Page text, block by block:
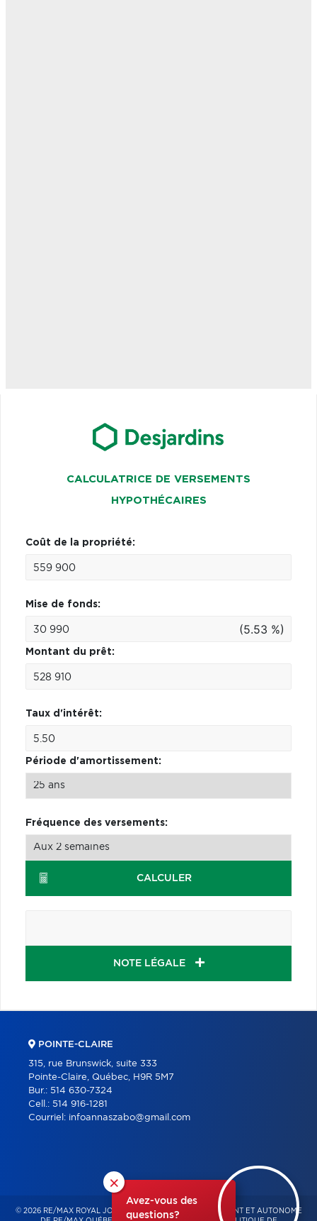
CALCULATRICE DE VERSEMENTS
HYPOTHÉCAIRES
Coût de la propriété:
Mise de fonds:
(5.53 %)
Montant du prêt:
Taux d'intérêt:
Période d'amortissement:
Fréquence des versements:
CALCULER
NOTE LÉGALE
×
Avez-vous des
questions?
POINTE-CLAIRE
315, rue Brunswick, suite 333
Pointe-Claire, Québec, H9R 5M7
Bur.: 514 630-7324
Cell.: 514 916-1281
Courriel: infoannaszabo@gmail.com
© 2026 RE/MAX ROYAL JORDAN – FRANCHISÉ INDÉPENDANT ET AUTONOME